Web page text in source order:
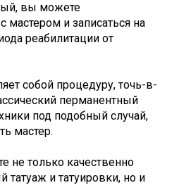
вы можете
мастером и записаться на
реабилитации от
собой процедуру, точь-в-
перманентный
под подобный случай,
мастер.
не только качественно
татуаж и татуировки, но и